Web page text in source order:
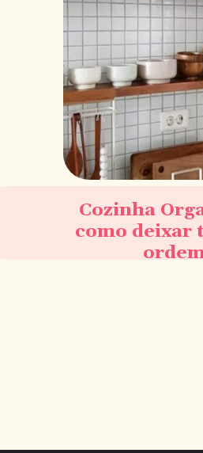
Cozinha
como deixar